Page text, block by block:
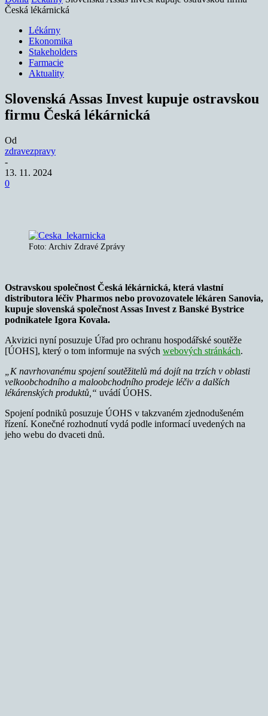
Česká lékárnická
Lékárny
Ekonomika
Stakeholders
Farmacie
Aktuality
Slovenská Assas Invest kupuje ostravskou
firmu Česká lékárnická
Od
zdravezpravy
-
13. 11. 2024
0
Foto: Archiv Zdravé Zprávy
Ostravskou společnost Česká lékárnická, která vlastní
distributora léčiv Pharmos nebo provozovatele lékáren Sanovia,
kupuje slovenská společnost Assas Invest z Banské Bystrice
podnikatele Igora Kovala.
Akvizici nyní posuzuje Úřad pro ochranu hospodářské soutěže
[ÚOHS], který o tom informuje na svých webových stránkách.
„K navrhovanému spojení soutěžitelů má dojít na trzích v oblasti
velkoobchodního a maloobchodního prodeje léčiv a dalších
lékárenských produktů,“ uvádí ÚOHS.
Spojení podniků posuzuje ÚOHS v takzvaném zjednodušeném
řízení. Konečné rozhodnutí vydá podle informací uvedených na
jeho webu do dvaceti dnů.